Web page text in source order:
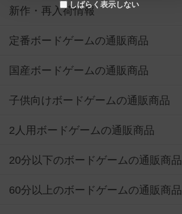
しばらく表示しない
新作・再入荷情報
定番ボードゲームの通販商品
国産ボードゲームの通販商品
子供向けボードゲームの通販商品
2人用ボードゲームの通販商品
20分以下のボードゲームの通販商品
60分以上のボードゲームの通販商品